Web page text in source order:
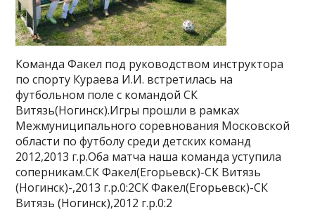
Команда Факел под руководством инструктора
по спорту Кураева И.И. встретилась на
футбольном поле с командой СК
Витязь(Ногинск).Игры прошли в рамках
Межмуниципального соревнования Московской
области по футболу среди детских команд
2012,2013 г.р.Оба матча наша команда уступила
соперникам.СК Факел(Егорьевск)-СК Витязь
(Ногинск)-,2013 г.р.0:2СК Факел(Егорьевск)-СК
Витязь (Ногинск),2012 г.р.0:2